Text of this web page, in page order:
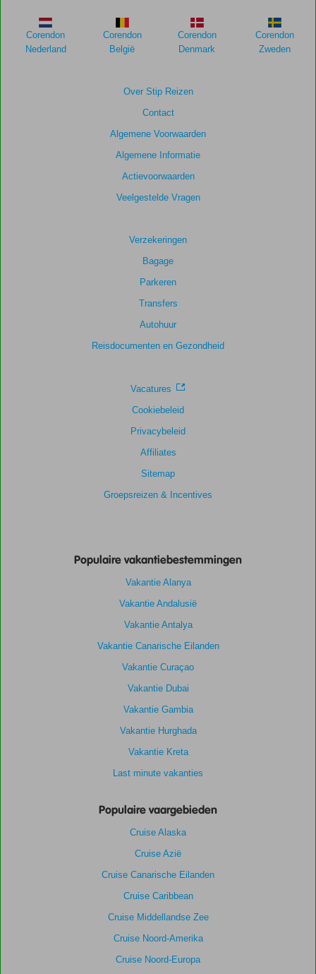
om
de
relevantie
8,6
Kamers
Kindvriendelijk
8,2
Over Stip Reizen
Contact
Algemene Voorwaarden
Algemene Informatie
Actievoorwaarden
Veelgestelde Vragen
Verzekeringen
Bagage
Parkeren
Transfers
Autohuur
Reisdocumenten en Gezondheid
Vacatures
Cookiebeleid
Privacybeleid
Affiliates
Sitemap
Groepsreizen & Incentives
Corendon
Nederland
Corendon
België
Corendon
Denmark
Corendon
Zweden
Populaire vakantiebestemmingen
Vakantie Alanya
Vakantie Andalusië
Vakantie Antalya
Vakantie Canarische Eilanden
Vakantie Curaçao
Vakantie Dubai
Vakantie Gambia
Vakantie Hurghada
Vakantie Kreta
Last minute vakanties
Populaire vaargebieden
Cruise Alaska
Cruise Azië
Cruise Canarische Eilanden
Cruise Caribbean
Cruise Middellandse Zee
Cruise Noord-Amerika
Cruise Noord-Europa